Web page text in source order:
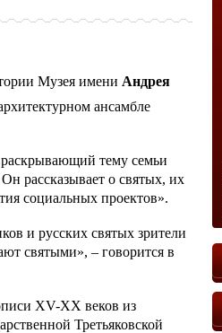
Музея имени Андрея
ансамбле
раскрывающий тему семьи
рассказывает о святых, их
социальных проектов».
и русских святых зрители
святыми», – говорится в
XV-XX веков из
Третьяковской